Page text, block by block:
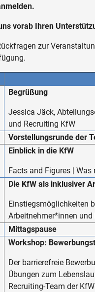
vorab Ihren
zur
Begrüßung
Jessica Jäck,
und Recruiting KfW
Vorstellungsrunde der
Einblick in die KfW
Facts and Figures |
Die KfW als inklusiver
Einstiegsmöglichkeiten
Arbeitnehmer*innen und
Mittagspause
Workshop:
Der barrierefreie
Übungen zum
Recruiting-Team der KfW